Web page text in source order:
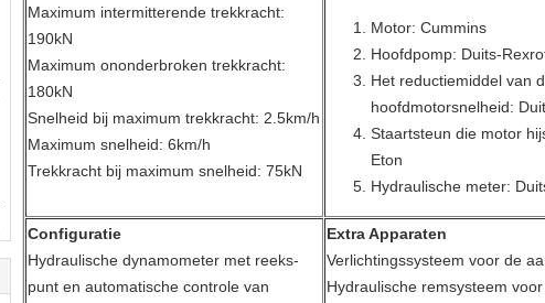
Maximum intermitterende trekkracht:
190kN
Maximum ononderbroken trekkracht:
180kN
Snelheid bij maximum trekkracht: 2.5km/h
Maximum snelheid: 6km/h
Trekkracht bij maximum snelheid: 75kN
Motor: Cummins
Hoofdpomp: Duits-
Het reductiemiddel van
hoofdmotorsnelheid:
Staartsteun die motor
Eton
Hydraulische meter:
Configuratie
Hydraulische dynamometer met reeks-
punt en automatische controle van
Extra Apparaten
Verlichtingssysteem voor de
Hydraulische remsysteem